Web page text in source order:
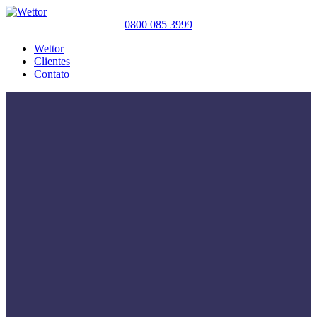
0800 085 3999
Wettor
Clientes
Contato